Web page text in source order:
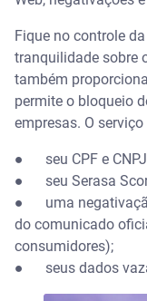
Fique no controle
tranquilidade sobre
também
permite o bloqueio
empresas. O
● seu CPF e
● seu Serasa
● uma
do comunicado
consumidores);
● seus dados